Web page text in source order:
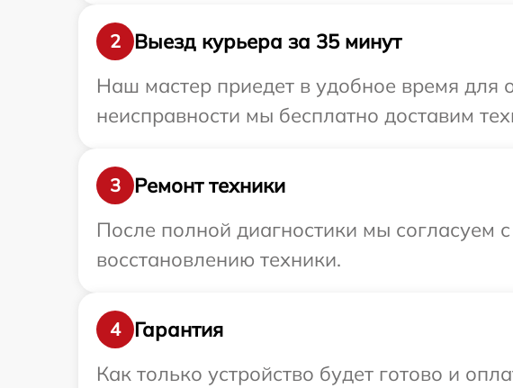
2
Выезд курьера за 35 минут
Наш мастер приедет в удобное время для
неисправности мы бесплатно доставим
3
Ремонт техники
После полной диагностики мы согласуем
восстановлению техники.
4
Гарантия
Как только устройство будет готово и